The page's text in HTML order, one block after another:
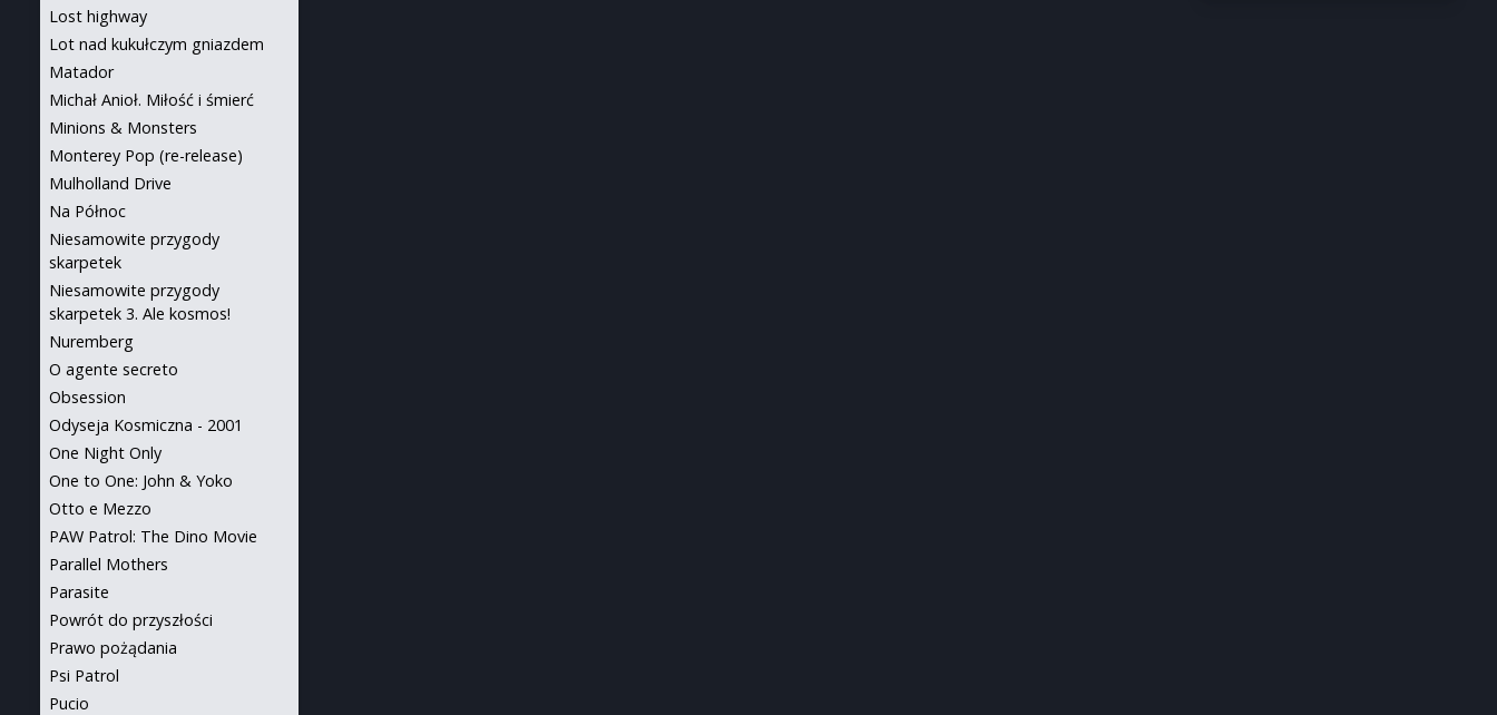
Lost highway
Lot nad kukułczym gniazdem
Matador
Michał Anioł. Miłość i śmierć
Minions & Monsters
Monterey Pop (re-release)
Mulholland Drive
Na Północ
Niesamowite przygody
skarpetek
Niesamowite przygody
skarpetek 3. Ale kosmos!
Nuremberg
O agente secreto
Obsession
Odyseja Kosmiczna - 2001
One Night Only
One to One: John & Yoko
Otto e Mezzo
PAW Patrol: The Dino Movie
Parallel Mothers
Parasite
Powrót do przyszłości
Prawo pożądania
Psi Patrol
Pucio